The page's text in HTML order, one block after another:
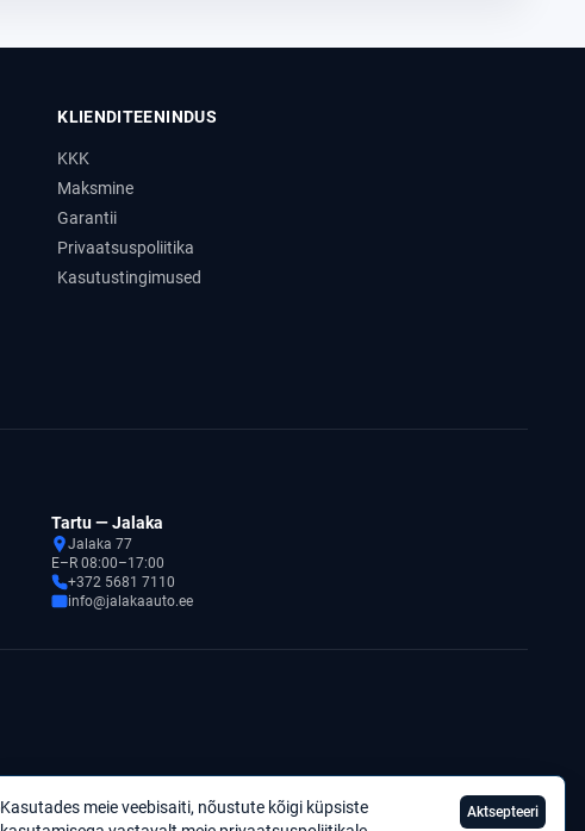
Kasutades meie veebisaiti, nõustute kõigi küpsiste
Aktsepteeri
KLIENDITEENINDUS
KKK
Maksmine
Garantii
Privaatsuspoliitika
Kasutustingimused
Tartu — Jalaka
Jalaka 77
E–R 08:00–17:00
+372 5681 7110
info@jalakaauto.ee
Privaatsuspoliitika